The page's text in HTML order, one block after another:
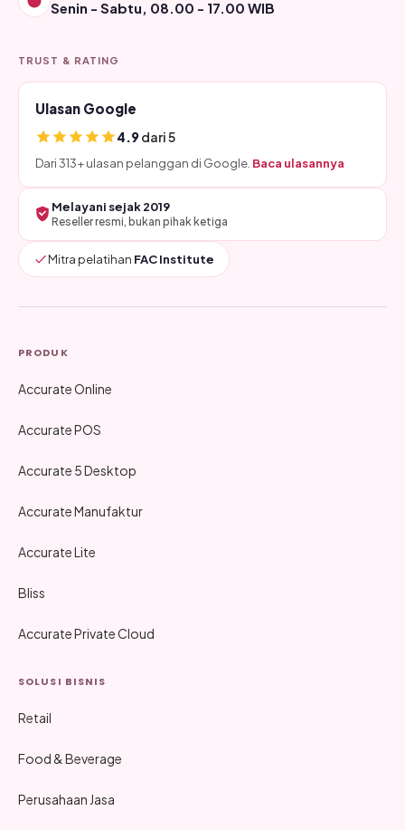
Senin - Sabtu, 08.00 - 17.00 WIB
TRUST & RATING
Ulasan Google
4.9dari 5
Dari 313+ ulasan pelanggan di Google. Baca ulasannya
Melayani sejak 2019
Reseller resmi, bukan pihak ketiga
Mitra pelatihan FAC Institute
PRODUK
Accurate Online
Accurate POS
Accurate 5 Desktop
Accurate Manufaktur
Accurate Lite
Bliss
Accurate Private Cloud
SOLUSI BISNIS
Retail
Food & Beverage
Perusahaan Jasa